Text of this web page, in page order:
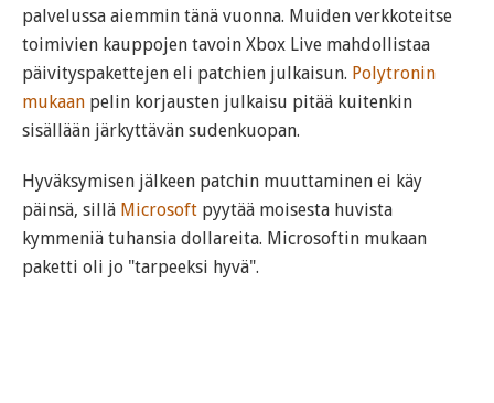
palvelussa aiemmin tänä vuonna. Muiden verkkoteitse
toimivien kauppojen tavoin Xbox Live mahdollistaa
päivityspakettejen eli patchien julkaisun. Polytronin
mukaan pelin korjausten julkaisu pitää kuitenkin
sisällään järkyttävän sudenkuopan.
Hyväksymisen jälkeen patchin muuttaminen ei käy
päinsä, sillä Microsoft pyytää moisesta huvista
kymmeniä tuhansia dollareita. Microsoftin mukaan
paketti oli jo "tarpeeksi hyvä".